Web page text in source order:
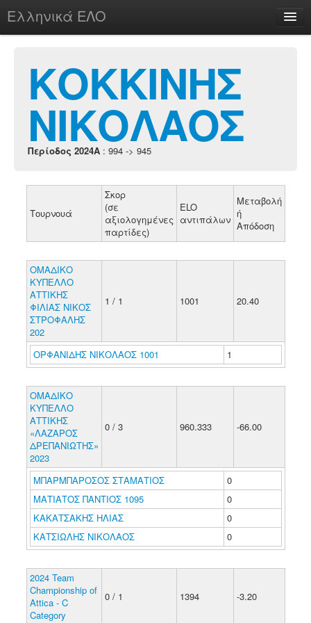
Ελληνικά ΕΛΟ
chesstu.be @ discord
Login
ΚΟΚΚΙΝΗΣ
ΝΙΚΟΛΑΟΣ
Περίοδος 2024A : 994 -> 945
Τουρνουά
Σκορ
(σε
αξιολογημένες
παρτίδες)
ELO
αντιπάλων
Μεταβολή
ή
Απόδοση
ΟΜΑΔΙΚΟ
ΚΥΠΕΛΛΟ
ΑΤΤΙΚΗΣ
ΦΙΛΙΑΣ ΝΙΚΟΣ
ΣΤΡΟΦΑΛΗΣ
202
1 / 1 1001 20.40
ΟΡΦΑΝΙΔΗΣ ΝΙΚΟΛΑΟΣ 1001 1
ΟΜΑΔΙΚΟ
ΚΥΠΕΛΛΟ
ΑΤΤΙΚΗΣ
«ΛΑΖΑΡΟΣ
ΔΡΕΠΑΝΙΩΤΗΣ»
2023
0 / 3 960.333 -66.00
ΜΠΑΡΜΠΑΡΟΣΟΣ ΣΤΑΜΑΤΙΟΣ
0
ΜΑΤΙΑΤΟΣ ΠΑΝΤΙΟΣ 1095
0
ΚΑΚΑΤΣΑΚΗΣ ΗΛΙΑΣ
0
ΚΑΤΣΙΩΛΗΣ ΝΙΚΟΛΑΟΣ
0
2024 Team
Championship of
Attica - C
Category
0 / 1 1394 -3.20